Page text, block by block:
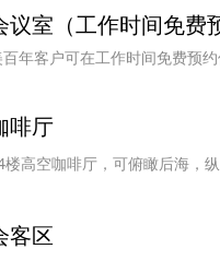
议室（工作时间免费
百年客户可在工作时间免费预
啡厅
楼高空咖啡厅，可俯瞰后海，
客区